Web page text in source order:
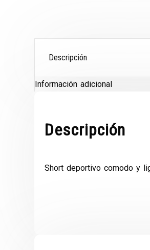
Descripción
Información adicional
Descripción
Short deportivo comodo y